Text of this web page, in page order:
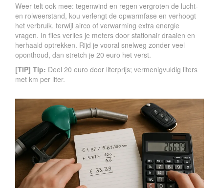
Weer telt ook mee: tegenwind en regen vergroten de lucht-
en rolweerstand, kou verlengt de opwarmfase en verhoogt
het verbruik, terwijl airco of verwarming extra energie
vragen. In files verlies je meters door stationair draaien en
herhaald optrekken. Rijd je vooral snelweg zonder veel
oponthoud, dan stretch je 20 euro het verst.
[TIP] Tip: Deel 20 euro door literprijs; vermenigvuldig liters
met km per liter.